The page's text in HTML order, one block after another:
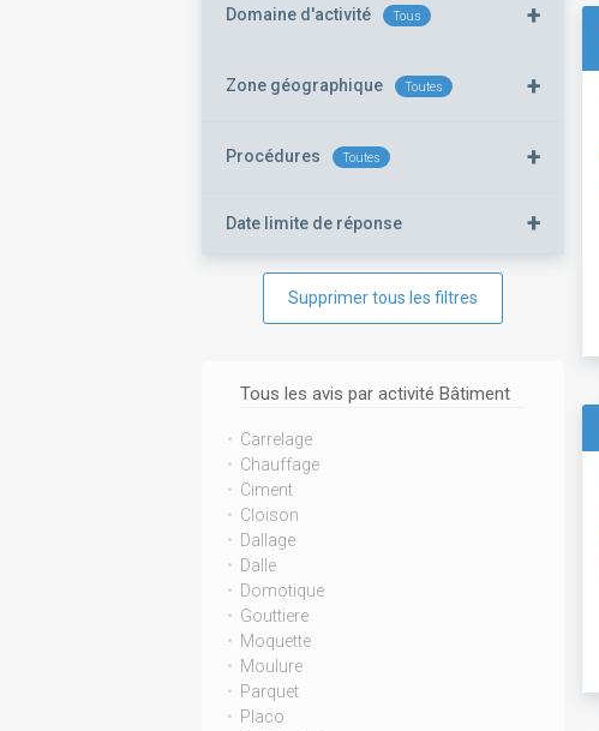
Domaine d'activité Tous +
Zone géographique Toutes +
Procédures Toutes +
Date limite de réponse +
Supprimer tous les filtres
Tous les avis par activité Bâtiment
Carrelage
Chauffage
Ciment
Cloison
Dallage
Dalle
Domotique
Gouttiere
Moquette
Moulure
Parquet
Placo